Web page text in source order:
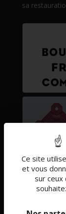
Ce site
et vous
sur ceux
sa